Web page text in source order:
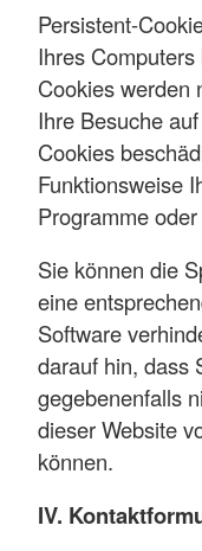
Persistent-
Ihres
Cookies werden
Ihre Besuche
Cookies
Funktionsweise
Programme
Sie können die
eine
Software
darauf hin, dass
gegebenenfalls
dieser Website
können.
IV.